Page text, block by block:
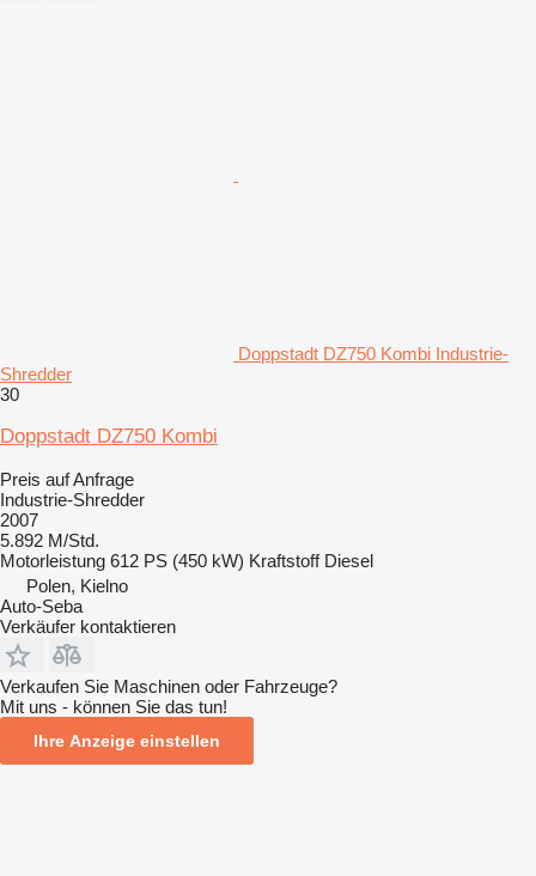
Doppstadt DZ750 Kombi Industrie-
Shredder
30
Doppstadt DZ750 Kombi
Preis auf Anfrage
Industrie-Shredder
2007
5.892 M/Std.
Motorleistung 612 PS (450 kW) Kraftstoff Diesel
Polen, Kielno
Auto-Seba
Verkäufer kontaktieren
Verkaufen Sie Maschinen oder Fahrzeuge?
Mit uns - können Sie das tun!
Ihre Anzeige einstellen